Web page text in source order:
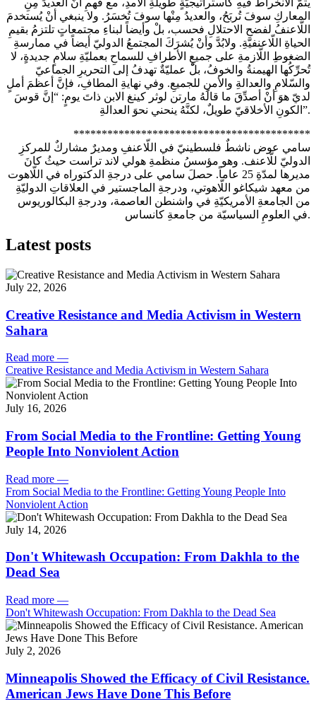
يتمَّ الانخراطُ فيهِ كاستراتيجيّةٍ طويلةِ الأمدِ، مع فهمِ أنَّ العديدَ مِنِ
المعاركِ سوفَ تُربَحُ، والعديدُ مِنْها سوفَ تُخسَرُ. ولا ينبغي أنْ يُستخدمَ
اللّاعنفُ لفضحِ الاحتلالِ فحسب، بلْ وأيضاً لبناءِ مجتمعاتٍ تلتزمُ بقيمِ
الحياةِ اللّاعنفيّةِ. ولابُدَّ وأنْ يُشرَكَ المجتمعُ الدوليّ أيضاً في ممارسةِ
الضغوطِ اللّازمةِ على جميعِ الأطرافِ للسماحِ بعمليّةِ سلامٍ جديدةٍ، لا
تُحرِّكُها الهيمنةُ والخوفُ، بلْ عمليّةٌ تهدفُ إلى التحريرِ الجماعيّ
والسّلامِ والعدالةِ والأمنِ للجميعِ. وفي نهايةِ المطافِ، فإنَّ أعظمَ أملٍ
لديّ هوَ أنْ أصدِّقَ ما قالَهُ مارتن لوثر كينغ الابن ذاتَ يومٍ: “إنَّ قوسَ
الكونِ الأخلاقيّ طويلٌ، لكنَّهُ ينحني نحوَ العدالةِ”.
******************************************
سامي عوض ناشطٌ فلسطينيّ في اللّاعنفِ ومديرٌ مشاركٌ للمركزِ
الدوليّ للّاعنف. وهو مؤسسُ منظمةِ هولي لاند تراست حيثُ كانَ
مديرها لمدّةِ 25 عاماً. حصلَ سامي على درجةِ الدكتوراه في اللّاهوت
من معهد شيكاغو اللّاهوتي، ودرجةِ الماجستير في العلاقاتِ الدوليّةِ
من الجامعةِ الأمريكيّةِ في واشنطن العاصمة، ودرجةِ البكالوريوس
في العلومِ السياسيّة من جامعةِ كانساس.
Latest posts
July 22, 2026
Creative Resistance and Media Activism in Western
Sahara
Read more —
Creative Resistance and Media Activism in Western Sahara
July 16, 2026
From Social Media to the Frontline: Getting Young
People Into Nonviolent Action
Read more —
From Social Media to the Frontline: Getting Young People Into
Nonviolent Action
July 14, 2026
Don't Whitewash Occupation: From Dakhla to the
Dead Sea
Read more —
Don't Whitewash Occupation: From Dakhla to the Dead Sea
July 2, 2026
Minneapolis Showed the Efficacy of Civil Resistance.
American Jews Have Done This Before